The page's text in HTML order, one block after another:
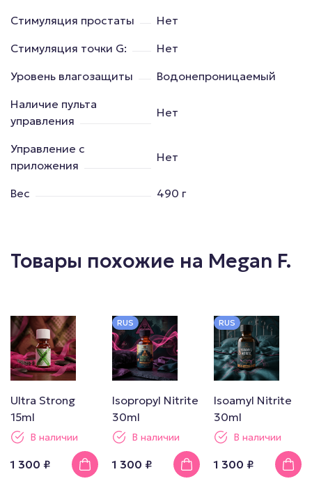
Стимуляция простаты
Нет
Стимуляция точки G:
Нет
Уровень влагозащиты
Водонепроницаемый
Наличие пульта
управления
Нет
Управление с
приложения
Нет
Вес 490 г
Товары похожие на Megan F.
Ultra Strong
15ml
В наличии
1 300 ₽
RUS
Isopropyl Nitrite
30ml
В наличии
1 300 ₽
RUS
Isoamyl Nitrite
30ml
В наличии
1 300 ₽